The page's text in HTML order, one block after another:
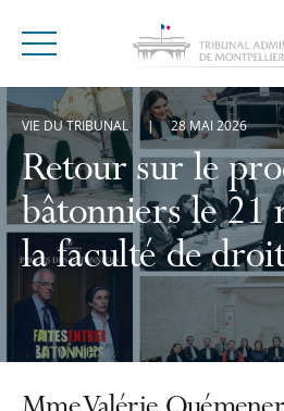
Menu
Retour sur le
bâtonniers le 21
la faculté de
VIE DU TRIBUNAL 28 MAI 2026